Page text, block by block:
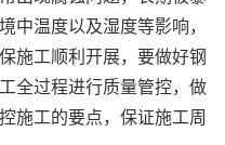
中温度以及湿度等影响，
施工顺利开展，要做好钢
全过程进行质量管控，做
施工的要点，保证施工周